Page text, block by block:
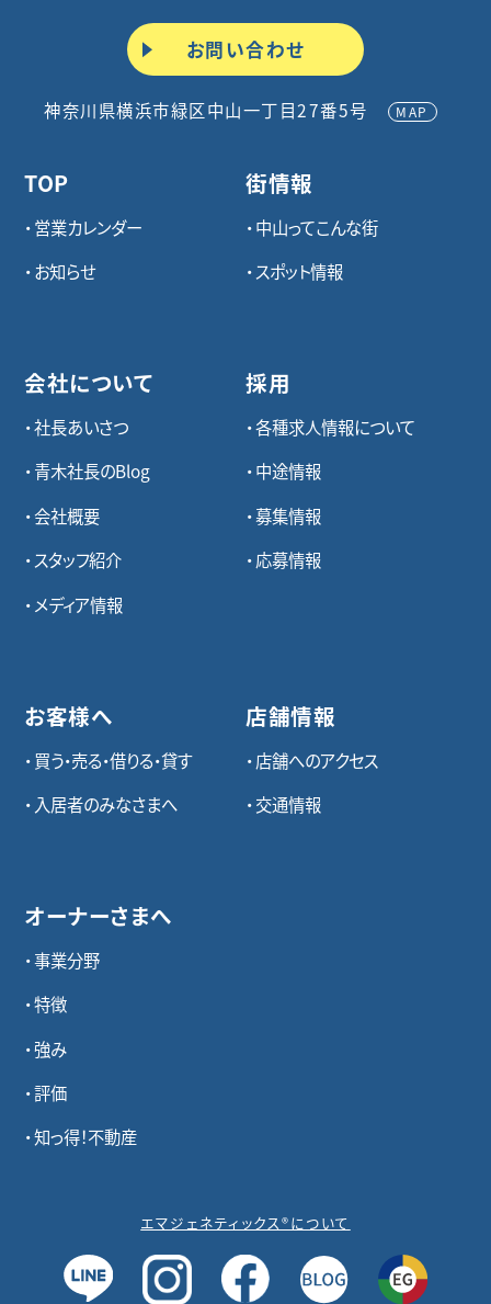
お問い合わせ
神奈川県横浜市緑区中山一丁目27番5号 MAP
TOP
営業カレンダー
お知らせ
会社について
社長あいさつ
青木社長のBlog
会社概要
スタッフ紹介
メディア情報
お客様へ
買う・売る・借りる・貸す
入居者のみなさまへ
オーナーさまへ
事業分野
特徴
強み
評価
知っ得！不動産
街情報
中山ってこんな街
スポット情報
採用
各種求⼈情報について
中途情報
募集情報
応募情報
店舗情報
店舗へのアクセス
交通情報
エマジェネティックス®について